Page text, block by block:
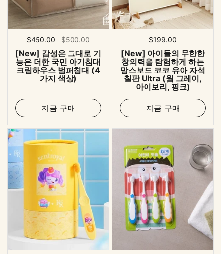
표준 가격
$450.00 세일 가격
$500.00
[New] 감성은 그대로 기
능은 더한 국민 아기침대
크림하우스 범퍼침대 (4
가지 색상)
지금 구매
표준 가격
$199.00
[New] 아이들의 무한한
창의력을 탐험하게 하는
맘스보드 코코 유아 자석
칠판 Ultra (웜 그레이,
아이보리, 핑크)
지금 구매